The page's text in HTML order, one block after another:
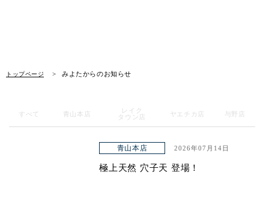
トップページ みよたからのお知らせ
お知らせ
アクセス
すべて 青山本店
レイク
タウン店
ヤエチカ店 与野店
青山本店 2026年07月14日
極上天然 穴子天 登場！